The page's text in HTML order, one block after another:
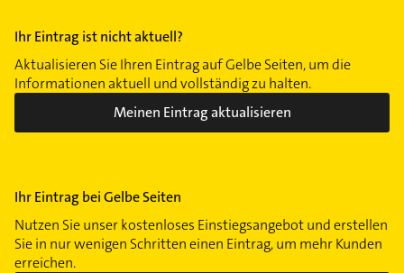
Ihr Eintrag ist nicht aktuell?
Aktualisieren Sie Ihren Eintrag auf Gelbe Seiten, um die
Informationen aktuell und vollständig zu halten.
Meinen Eintrag aktualisieren
Ihr Eintrag bei Gelbe Seiten
Nutzen Sie unser kostenloses Einstiegsangebot und erstellen
Sie in nur wenigen Schritten einen Eintrag, um mehr Kunden
erreichen.